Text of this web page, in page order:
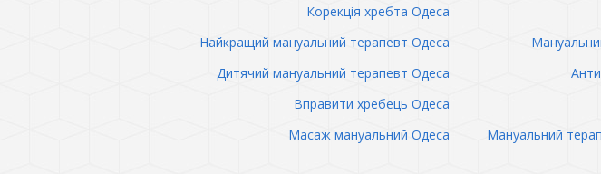
Корекція хребта Одеса
Найкращий мануальний терапевт Одеса
Дитячий мануальний терапевт Одеса
Вправити хребець Одеса
Масаж мануальний Одеса
Мануальний